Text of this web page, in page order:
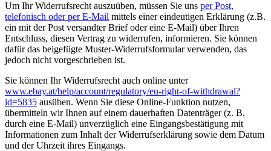
Um Ihr Widerrufsrecht auszuüben, müssen Sie uns per Post,
telefonisch oder per E-Mail mittels einer eindeutigen Erklärung (z.B.
ein mit der Post versandter Brief oder eine E-Mail) über Ihren
Entschluss, diesen Vertrag zu widerrufen, informieren. Sie können
dafür das beigefügte Muster-Widerrufsformular verwenden, das
jedoch nicht vorgeschrieben ist.
Sie können Ihr Widerrufsrecht auch online unter
www.ebay.at/help/account/regulatory/eu-right-of-withdrawal?
id=5835 ausüben. Wenn Sie diese Online-Funktion nutzen,
übermitteln wir Ihnen auf einem dauerhaften Datenträger (z. B.
durch eine E-Mail) unverzüglich eine Eingangsbestätigung mit
Informationen zum Inhalt der Widerrufserklärung sowie dem Datum
und der Uhrzeit ihres Eingangs.